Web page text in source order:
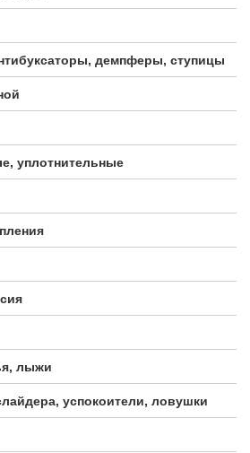
демпферы, ступицы
уплотнительные
лыжи
успокоители, ловушки